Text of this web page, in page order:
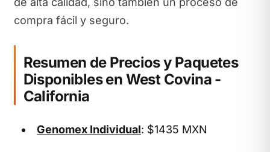
compra fácil y seguro.
Resumen de Precios y Paquetes
Disponibles en West Covina -
California
Genomex Individual: $1435 MXN